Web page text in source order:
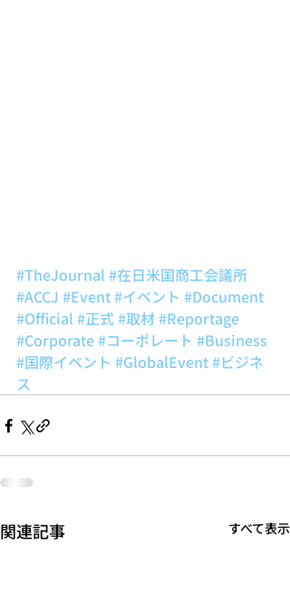
#TheJournal #在日米国商工会議所
#ACCJ #Event#イベント #Document
#Official #正式#取材#Reportage
#Corporate#コーポレート #Business
#国際イベント #GlobalEvent#ビジネ
ス
関連記事 すべて表示